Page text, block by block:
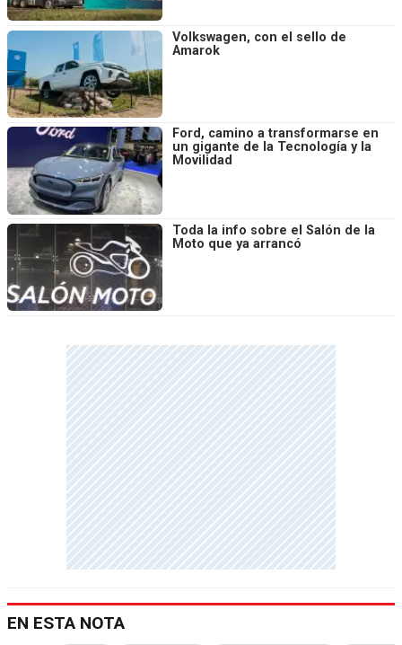
Volkswagen, con el sello de
Amarok
Ford, camino a transformarse en
un gigante de la Tecnología y la
Movilidad
Toda la info sobre el Salón de la
Moto que ya arrancó
EN ESTA NOTA